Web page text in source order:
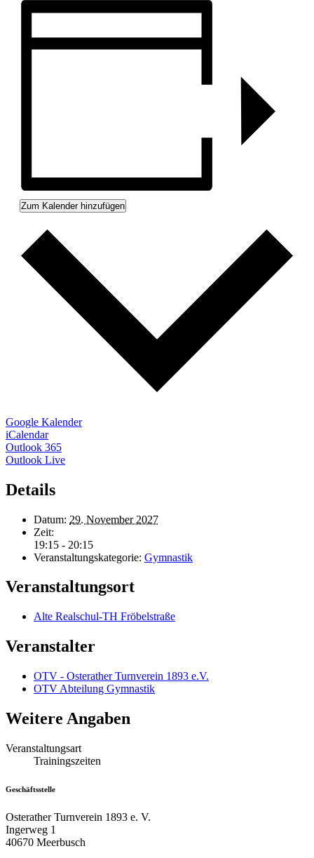
Zum Kalender hinzufügen
Google Kalender
iCalendar
Outlook 365
Outlook Live
Details
Datum: 29. November 2027
Zeit:
19:15 - 20:15
Veranstaltungskategorie: Gymnastik
Veranstaltungsort
Alte Realschul-TH Fröbelstraße
Veranstalter
OTV - Osterather Turnverein 1893 e.V.
OTV Abteilung Gymnastik
Weitere Angaben
Veranstaltungsart
Trainingszeiten
Geschäftsstelle
Osterather Turnverein 1893 e. V.
Ingerweg 1
40670 Meerbusch